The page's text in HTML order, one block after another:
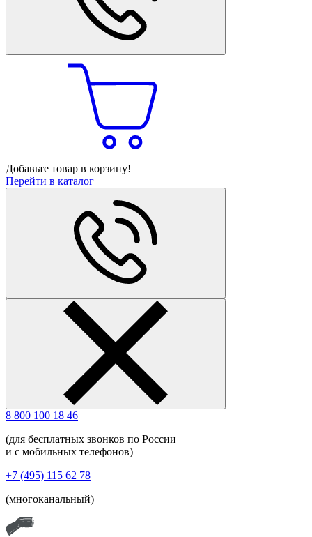
Добавьте товар в корзину!
Перейти в каталог
8 800 100 18 46
(для бесплатных звонков по России
и с мобильных телефонов)
+7 (495) 115 62 78
(многоканальный)